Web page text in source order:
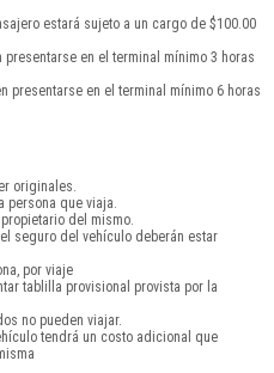
estará sujeto a un cargo de $100.00
en el terminal mínimo 3 horas
presentarse en el terminal mínimo 6 horas
originales.
persona que viaja.
del mismo.
seguro del vehículo deberán estar
por viaje
tablilla provisional provista por la
no pueden viajar.
tendrá un costo adicional que